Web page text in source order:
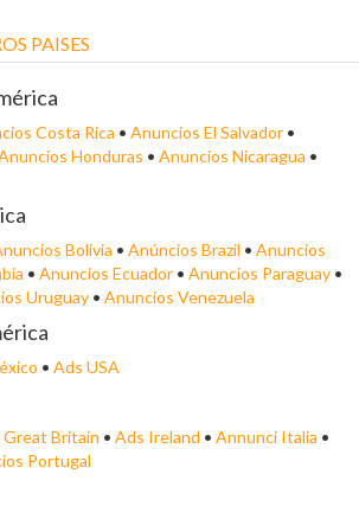
PAISES
Costa Rica • Anuncios El Salvador •
Honduras • Anuncios Nicaragua •
Bolivia • Anúncios Brazil • Anuncios
• Anuncios Ecuador • Anuncios Paraguay •
Uruguay • Anuncios Venezuela
• Ads USA
Great Britain • Ads Ireland • Annunci Italia •
Portugal